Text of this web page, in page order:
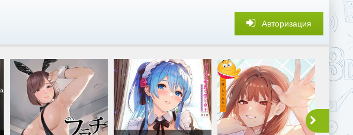
Авторизация